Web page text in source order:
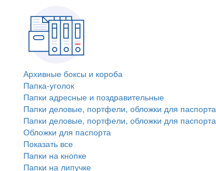
Архивные боксы и короба
Папка-уголок
Папки адресные и поздравительные
Папки деловые, портфели, обложки для паспорта
Папки деловые, портфели, обложки для паспорта
Обложки для паспорта
Показать все
Папки на кнопке
Папки на липучке